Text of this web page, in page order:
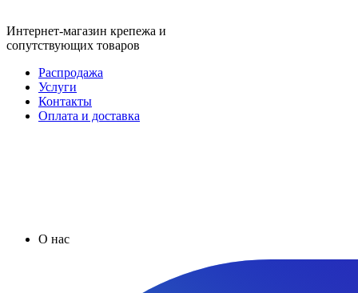
Интернет-магазин крепежа и
сопутствующих товаров
Распродажа
Услуги
Контакты
Оплата и доставка
О нас